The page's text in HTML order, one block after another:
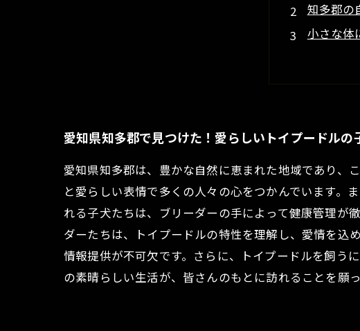
知多郡の
小さな体
ブリー
知多郡
愛知県知多郡で見つけた！愛らしいトイプードルの
愛知県知多郡は、豊かな自然に恵まれた地域であり、
と愛らしい表情で多くの人々の心をつかんでいます。
れる子犬たちは、ブリーダーの手によって健康管理が
ダーたちは、トイプードルの特性を理解し、愛情を込
情報提供が不可欠です。さらに、トイプードルを飼う
の素晴らしい生活が、皆さんのもとに訪れることを願っ